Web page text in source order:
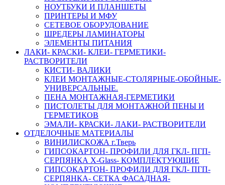
НОУТБУКИ И ПЛАНШЕТЫ
ПРИНТЕРЫ И МФУ
СЕТЕВОЕ ОБОРУДОВАНИЕ
ШРЕДЕРЫ ЛАМИНАТОРЫ
ЭЛЕМЕНТЫ ПИТАНИЯ
ЛАКИ- КРАСКИ- КЛЕИ- ГЕРМЕТИКИ-
РАСТВОРИТЕЛИ
КИСТИ- ВАЛИКИ
КЛЕИ МОНТАЖНЫЕ-СТОЛЯРНЫЕ-ОБОЙНЫЕ-
УНИВЕРСАЛЬНЫЕ.
ПЕНА МОНТАЖНАЯ-ГЕРМЕТИКИ
ПИСТОЛЕТЫ ДЛЯ МОНТАЖНОЙ ПЕНЫ И
ГЕРМЕТИКОВ
ЭМАЛИ- КРАСКИ- ЛАКИ- РАСТВОРИТЕЛИ
ОТДЕЛОЧНЫЕ МАТЕРИАЛЫ
ВИНИЛИСКОЖА г.Тверь
ГИПСОКАРТОН- ПРОФИЛИ ДЛЯ ГКЛ- ПГП-
СЕРПЯНКА X-Glass- КОМПЛЕКТУЮЩИЕ
ГИПСОКАРТОН- ПРОФИЛИ ДЛЯ ГКЛ- ПГП-
СЕРПЯНКА- СЕТКА ФАСАДНАЯ-